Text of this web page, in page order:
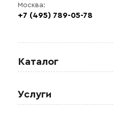
Москва:
+7 (495) 789-05-78
Каталог
Услуги